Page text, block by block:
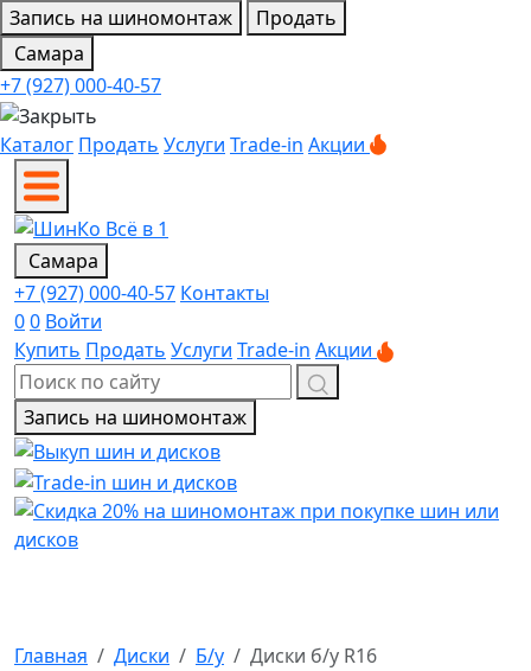
Запись на шиномонтаж
Продать
Самара
+7 (927) 000-40-57
Каталог Продать Услуги Trade-in Акции
Самара
+7 (927) 000-40-57 Контакты
00 Войти
Купить Продать Услуги Trade-in Акции
Запись на шиномонтаж
Главная Диски Б/у Диски б/у R16